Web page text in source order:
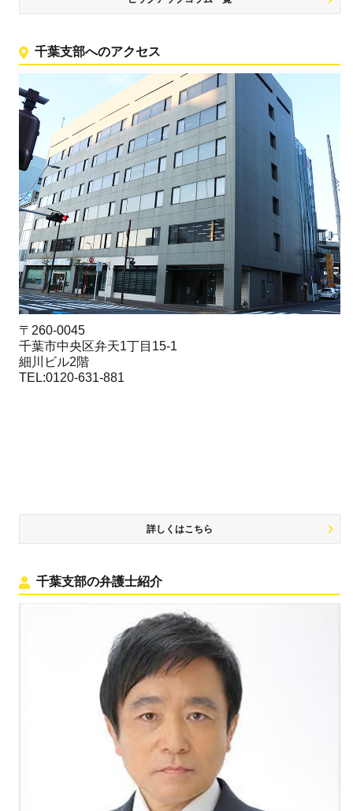
千葉支部へのアクセス
〒260-0045
千葉市中央区弁天1丁目15-1
細川ビル2階
TEL:0120-631-881
詳しくはこちら
千葉支部の弁護士紹介